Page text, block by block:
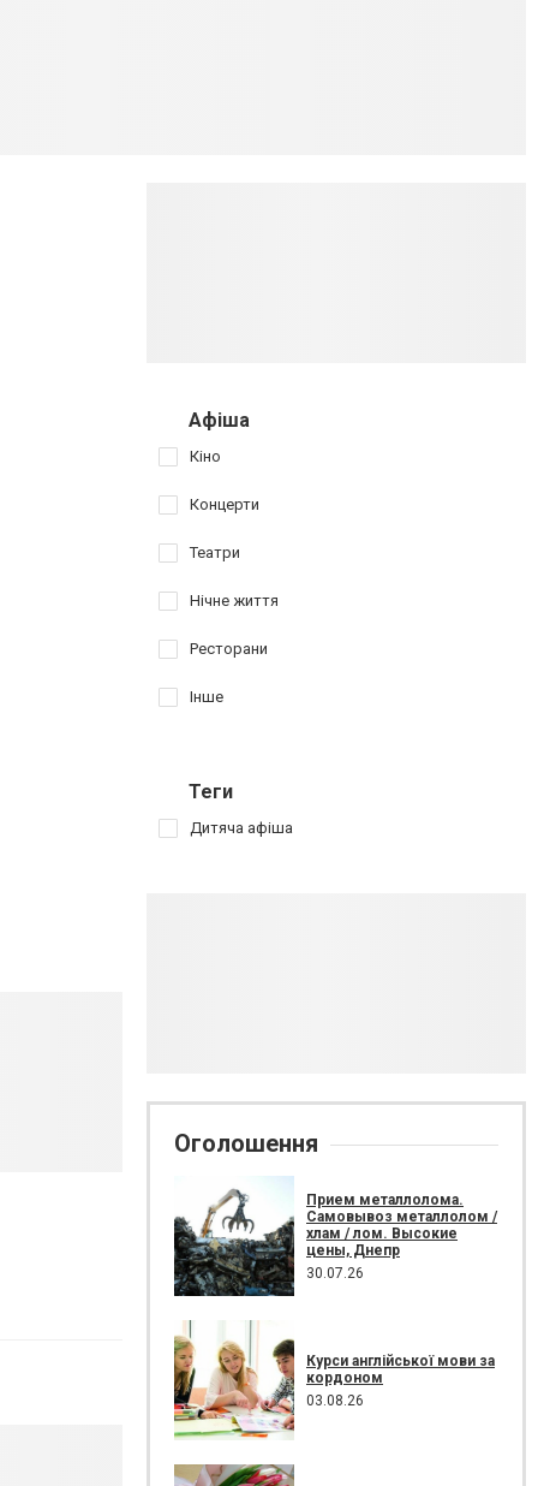
Афіша
Кіно
Концерти
Театри
Нічне життя
Ресторани
Інше
Теги
Дитяча афіша
Оголошення
Прием металлолома.
Самовывоз металлолом /
хлам / лом. Высокие
цены, Днепр
30.07.26
Курси англійської мови за
кордоном
03.08.26